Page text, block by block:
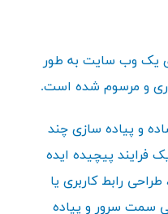
یک وب سایت به طور
و مرسوم شده است.
و پیاده سازی چند
فرایند پیچیده ایده
رابط کاربری یا
سمت سرور و پیاده